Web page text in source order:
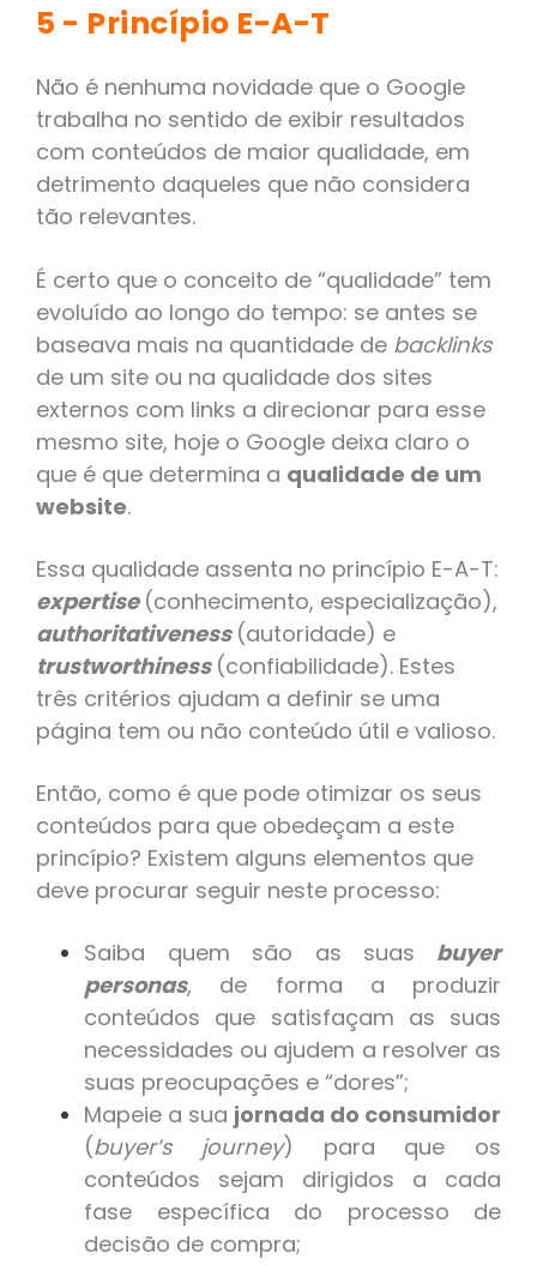
5 - Princípio E-A-T
Não é nenhuma novidade que o Google
trabalha no sentido de exibir resultados
com conteúdos de maior qualidade, em
detrimento daqueles que não considera
tão relevantes.
É certo que o conceito de “qualidade” tem
evoluído ao longo do tempo: se antes se
baseava mais na quantidade de backlinks
de um site ou na qualidade dos sites
externos com links a direcionar para esse
mesmo site, hoje o Google deixa claro o
que é que determina a qualidade de um
website.
Essa qualidade assenta no princípio E-A-T:
expertise (conhecimento, especialização),
authoritativeness (autoridade) e
trustworthiness (confiabilidade). Estes
três critérios ajudam a definir se uma
página tem ou não conteúdo útil e valioso.
Então, como é que pode otimizar os seus
conteúdos para que obedeçam a este
princípio? Existem alguns elementos que
deve procurar seguir neste processo:
Saiba quem são as suas buyer
personas, de forma a produzir
conteúdos que satisfaçam as suas
necessidades ou ajudem a resolver as
suas preocupações e “dores”;
Mapeie a sua jornada do consumidor
(buyer’s journey) para que os
conteúdos sejam dirigidos a cada
fase específica do processo de
decisão de compra;